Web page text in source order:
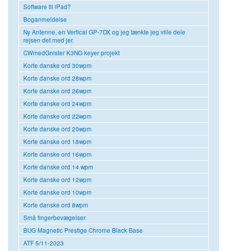
Software til iPad?
Boganmeldelse
Ny Antenne, en Vertical GP-7DX og jeg tænkte jeg ville dele
rejsen det med jer.
CWmedGnister K3NG keyer projekt
Korte danske ord 30wpm
Korte danske ord 28wpm
Korte danske ord 26wpm
Korte danske ord 24wpm
Korte danske ord 22wpm
Korte danske ord 20wpm
Korte danske ord 18wpm
Korte danske ord 16wpm
Korte danske ord 14 wpm
Korte danske ord 12wpm
Korte danske ord 10wpm
Korte danske ord 8wpm
Små fingerbevægelser
BUG Magnetic Prestige Chrome Black Base
ATF 5/11-2023